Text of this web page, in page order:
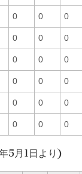
0 0 0
0 0 0
0 0 0
0 0 0
0 0 0
0 0 0
5月1日より)